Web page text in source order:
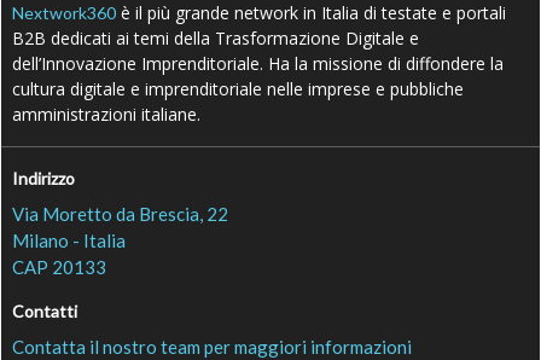
Nextwork360 è il più grande network in Italia di testate e portali
B2B dedicati ai temi della Trasformazione Digitale e
dell’Innovazione Imprenditoriale. Ha la missione di diffondere la
cultura digitale e imprenditoriale nelle imprese e pubbliche
amministrazioni italiane.
Indirizzo
Via Moretto da Brescia, 22
Milano - Italia
CAP 20133
Contatti
Contatta il nostro team per maggiori informazioni